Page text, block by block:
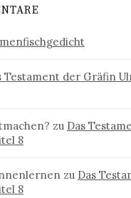
Testament der Gräfin
zu Das
8
zu Das
8